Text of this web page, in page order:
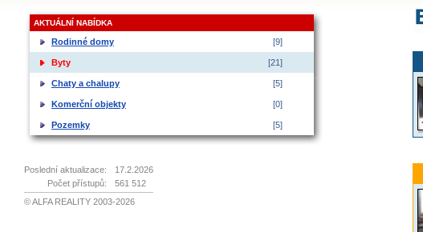
AKTUÁLNÍ NABÍDKA
Rodinné domy [9]
Byty [21]
Chaty a chalupy [5]
Komerční objekty [0]
Pozemky [5]
Poslední aktualizace:
17.2.2026
Počet přístupů:
561 512
© ALFA REALITY 2003-2026